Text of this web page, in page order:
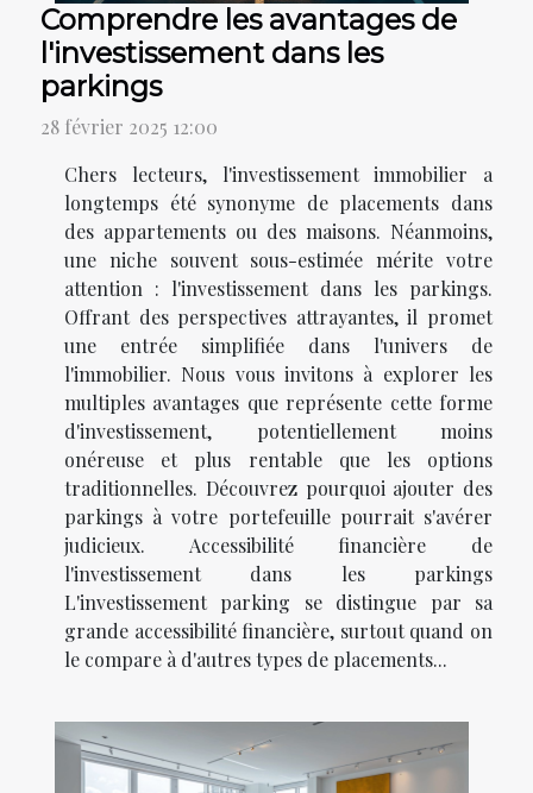
Comprendre les avantages de
l'investissement dans les
parkings
28 février 2025 12:00
Chers lecteurs, l'investissement immobilier a
longtemps été synonyme de placements dans
des appartements ou des maisons. Néanmoins,
une niche souvent sous-estimée mérite votre
attention : l'investissement dans les parkings.
Offrant des perspectives attrayantes, il promet
une entrée simplifiée dans l'univers de
l'immobilier. Nous vous invitons à explorer les
multiples avantages que représente cette forme
d'investissement, potentiellement moins
onéreuse et plus rentable que les options
traditionnelles. Découvrez pourquoi ajouter des
parkings à votre portefeuille pourrait s'avérer
judicieux. Accessibilité financière de
l'investissement dans les parkings
L'investissement parking se distingue par sa
grande accessibilité financière, surtout quand on
le compare à d'autres types de placements...